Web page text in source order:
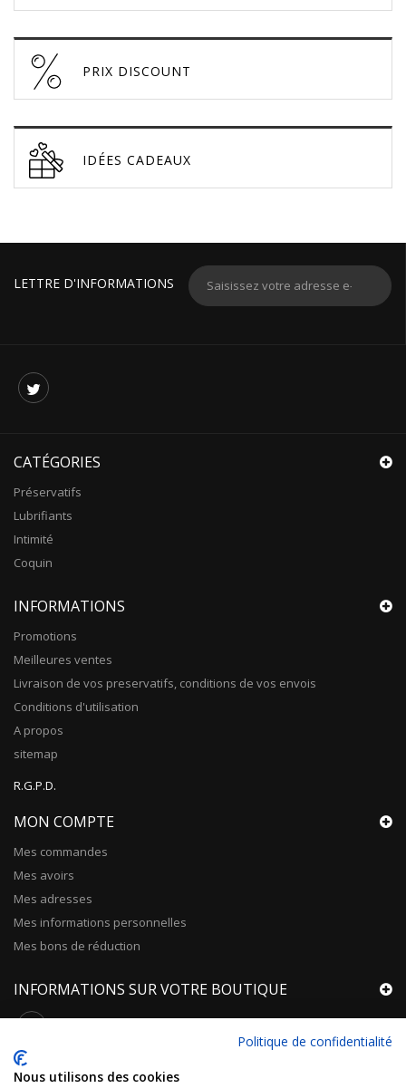
PRIX DISCOUNT
IDÉES CADEAUX
LETTRE D'INFORMATIONS
CATÉGORIES
Préservatifs
Lubrifiants
Intimité
Coquin
INFORMATIONS
Promotions
Meilleures ventes
Livraison de vos preservatifs, conditions de vos envois
Conditions d'utilisation
A propos
sitemap
R.G.P.D.
MON COMPTE
Mes commandes
Mes avoirs
Mes adresses
Mes informations personnelles
Mes bons de réduction
INFORMATIONS SUR VOTRE BOUTIQUE
Mondial Relay, Relais Colis, Colissimo, Chronopost ! A domicile ou en
points commerçants.
Politique de confidentialité
Nous utilisons des cookies